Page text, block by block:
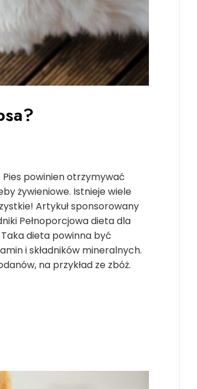
powinien otrzymywać
żywieniowe. Istnieje wiele
Artykuł sponsorowany
Pełnoporcjowa dieta dla
dieta powinna być
i składników mineralnych.
na przykład ze zbóż.